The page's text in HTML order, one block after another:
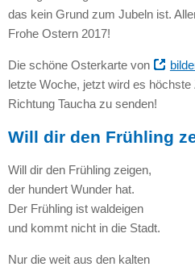
das kein Grund zum Jubeln ist.
Frohe Ostern 2017!
Die schöne Osterkarte von
letzte Woche, jetzt wird es
Richtung Taucha zu senden!
Will dir den Frühling
Will dir den Frühling zeigen,
der hundert Wunder hat.
Der Frühling ist waldeigen
und kommt nicht in die Stadt.
Nur die weit aus den kalten